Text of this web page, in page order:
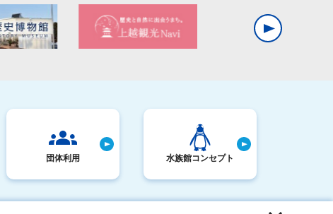
団体利用 水族館コンセプト